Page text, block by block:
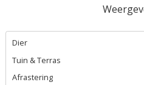
Dier
Tuin & Terras
Afrastering